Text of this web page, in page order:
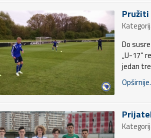
Pružiti
Do
„U-17“
jedan